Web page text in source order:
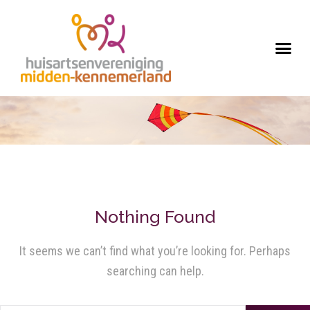
Nothing Found
It seems we can’t find what you’re looking for. Perhaps
searching can help.